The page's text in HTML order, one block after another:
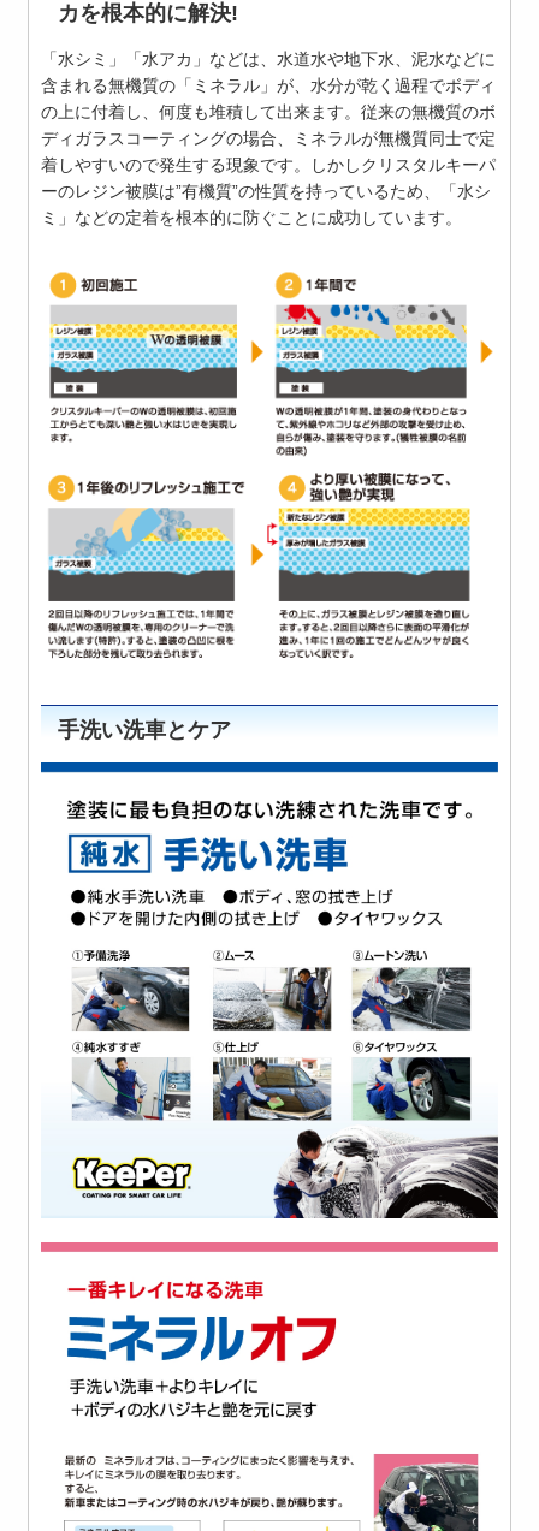
カを根本的に解決!
「水シミ」「水アカ」などは、水道水や地下水、泥水などに
含まれる無機質の「ミネラル」が、水分が乾く過程でボディ
の上に付着し、何度も堆積して出来ます。従来の無機質のボ
ディガラスコーティングの場合、ミネラルが無機質同士で定
着しやすいので発生する現象です。しかしクリスタルキーパ
ーのレジン被膜は”有機質”の性質を持っているため、「水シ
ミ」などの定着を根本的に防ぐことに成功しています。
手洗い洗車とケア